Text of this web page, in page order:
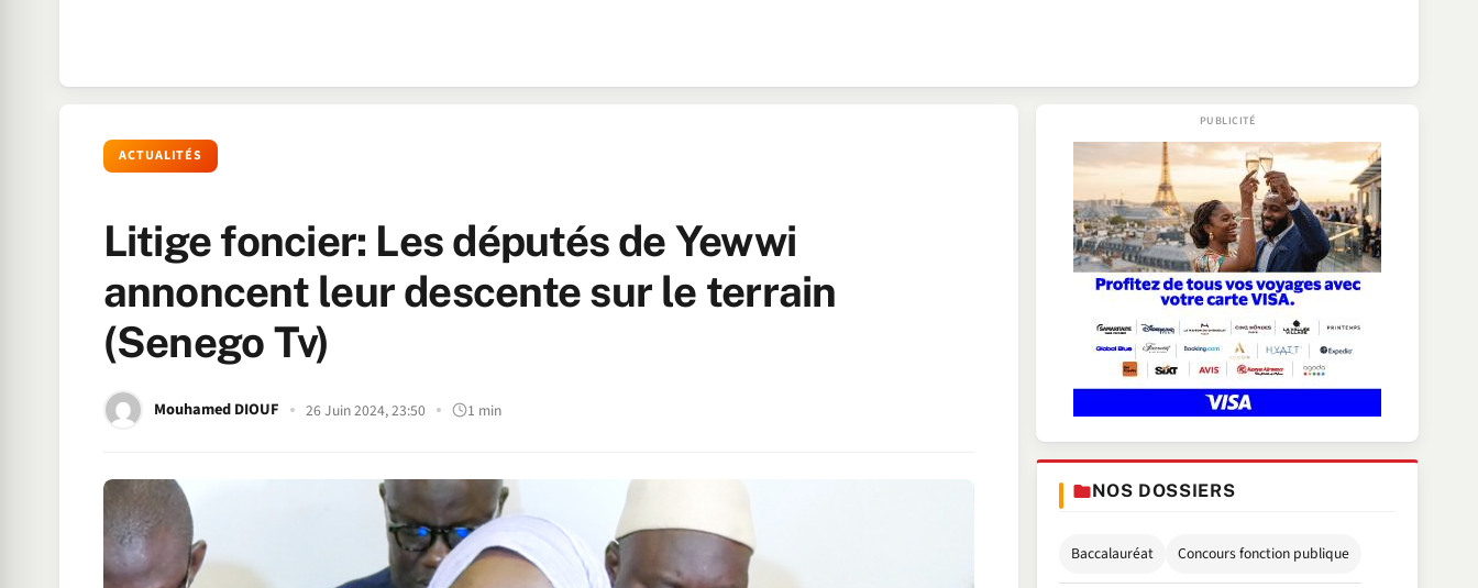
ACTUALITÉS
Litige foncier: Les députés de Yewwi
annoncent leur descente sur le terrain
(Senego Tv)
Mouhamed DIOUF 26 Juin 2024, 23:50 1 min
NOS DOSSIERS
Baccalauréat Concours fonction publique